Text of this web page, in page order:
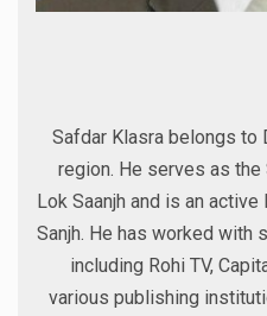
Safdar Klasra belongs to
region. He serves as the
Lok Saanjh and is an
Sanjh. He has worked with
including Rohi TV,
various publishing